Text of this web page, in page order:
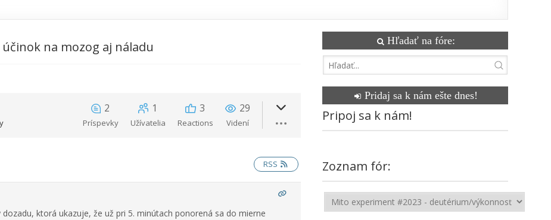
na mozog aj náladu
2
Príspevky
1
Užívatelia
3
Reactions
29
Videní
RSS
ktorá ukazuje, že už pri 5. minútach ponorená sa do mierne
Hľadať na fóre:
Pridaj sa k nám ešte dnes!
Pripoj sa k nám!
Zoznam fór: